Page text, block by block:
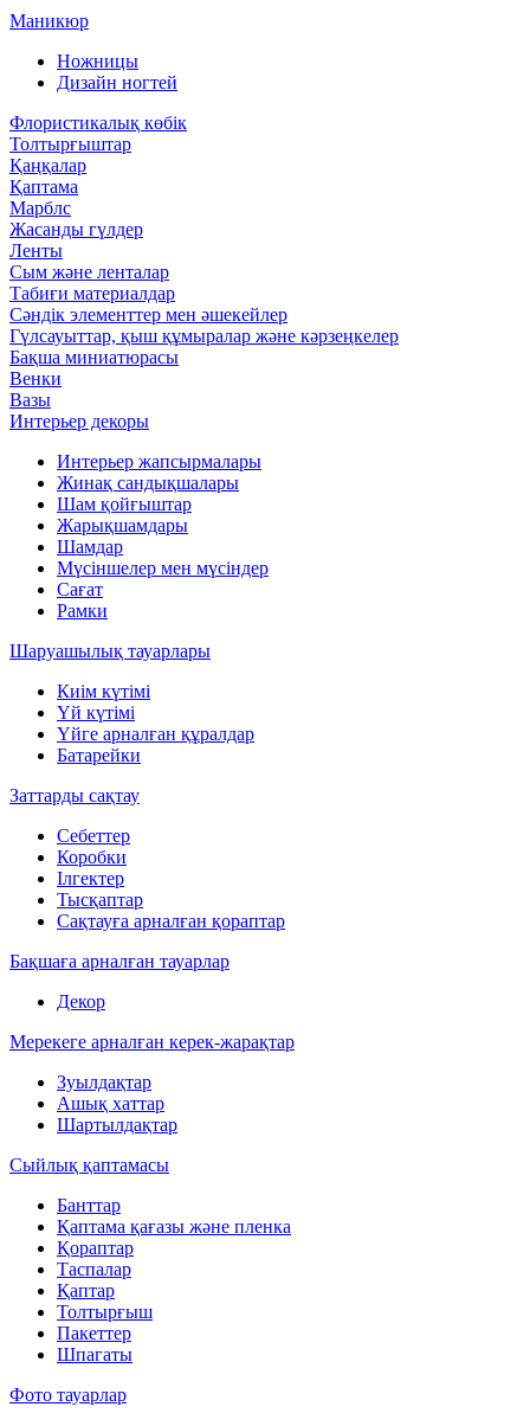
Маникюр
Ножницы
Дизайн ногтей
Флористикалық көбік
Толтырғыштар
Қаңқалар
Қаптама
Марблс
Жасанды гүлдер
Ленты
Сым және ленталар
Табиғи материалдар
Сәндік элементтер мен әшекейлер
Гүлсауыттар, қыш құмыралар және кәрзеңкелер
Бақша миниатюрасы
Венки
Вазы
Интерьер декоры
Интерьер жапсырмалары
Жинақ сандықшалары
Шам қойғыштар
Жарықшамдары
Шамдар
Мүсіншелер мен мүсіндер
Сағат
Рамки
Шаруашылық тауарлары
Киім күтімі
Үй күтімі
Үйге арналған құралдар
Батарейки
Заттарды сақтау
Себеттер
Коробки
Ілгектер
Тысқаптар
Сақтауға арналған қораптар
Бақшаға арналған тауарлар
Декор
Мерекеге арналған керек-жарақтар
Зуылдақтар
Ашық хаттар
Шартылдақтар
Сыйлық қаптамасы
Банттар
Қаптама қағазы және пленка
Қораптар
Таспалар
Қаптар
Толтырғыш
Пакеттер
Шпагаты
Фото тауарлар